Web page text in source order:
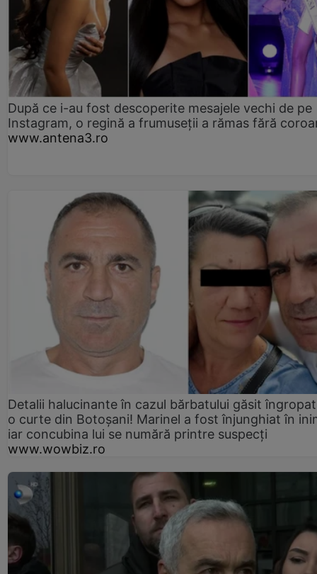
După ce i-au fost descoperite mesajele vechi de pe
Instagram, o regină a frumuseții a rămas fără
www.antena3.ro
Detalii halucinante în cazul bărbatului găsit
o curte din Botoșani! Marinel a fost înjunghiat în
iar concubina lui se numără printre suspecți
www.wowbiz.ro